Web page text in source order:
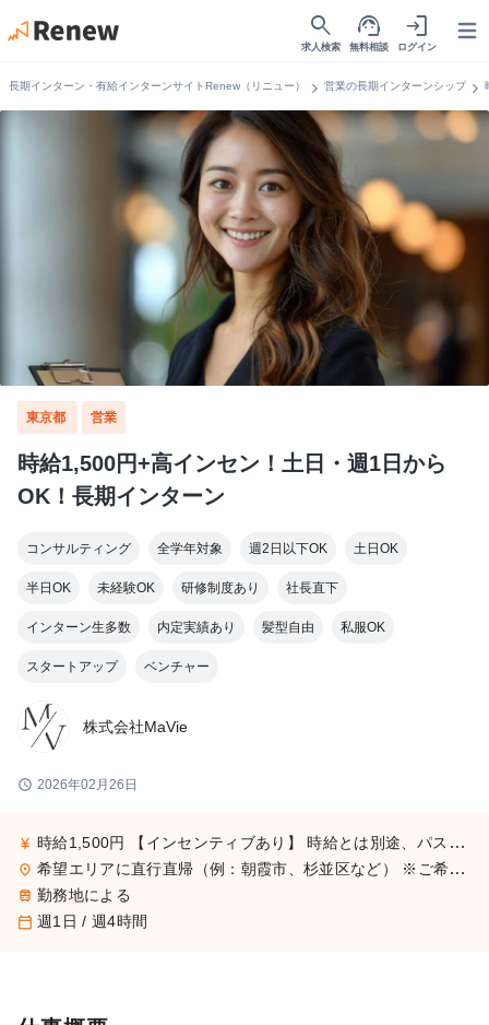
search
求人検索
support_agent
無料相談
login
ログイン
長期インターン・有給インターンサイトRenew（リニュー） chevron_right 営業の長期インターンシップchevron_right
東京都 営業
時給1,500円+高インセン！土日・週1日から
OK！長期インターン
コンサルティング 全学年対象 週2日以下OK 土日OK
半日OK 未経験OK 研修制度あり 社長直下
インターン生多数 内定実績あり 髪型自由 私服OK
スタートアップ ベンチャー
株式会社MaVie
schedule 2026年02月26日
currency_yen 時給1,500円 【インセンティブあり】 時給とは別途、パスした商談が成約すると、1件あたり4〜8万円の高額インセンティブも発生します（受注率は30〜50％）。 未経験からスタートした方でも月平均20件のアポイント獲得が可能です。 【インターン生の収入例】 入社3か月目（学生・土日のみ勤務）：月収20万円（インセンティブ込み） 勤続1年（Wワーカー・土日のみ勤務）：月収45万円（インセンティブ込み）
place 希望エリアに直行直帰（例：朝霞市、杉並区など） ※ご希望に応じて勤務地調整可能
train 勤務地による
calendar_today 週1日 / 週4時間